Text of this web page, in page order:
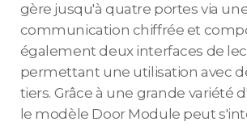
gère jusqu'à quatre portes via
communication chiffrée et
également deux interfaces de
permettant une utilisation avec
tiers. Grâce à une grande variété
le modèle Door Module peut